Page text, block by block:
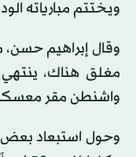
ويختتم مبارياته
وقال إبراهيم حسن،
مغلق هناك، ينتهي
واشنطن مقر معسكر
وحول استبعاد بعض